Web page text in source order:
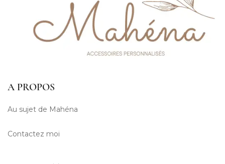
A PROPOS
Au sujet de Mahéna
Contactez moi